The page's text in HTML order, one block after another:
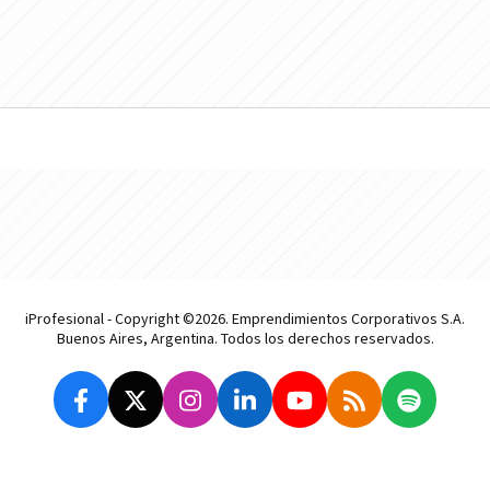
iProfesional - Copyright ©2026. Emprendimientos Corporativos S.A.
Buenos Aires, Argentina. Todos los derechos reservados.